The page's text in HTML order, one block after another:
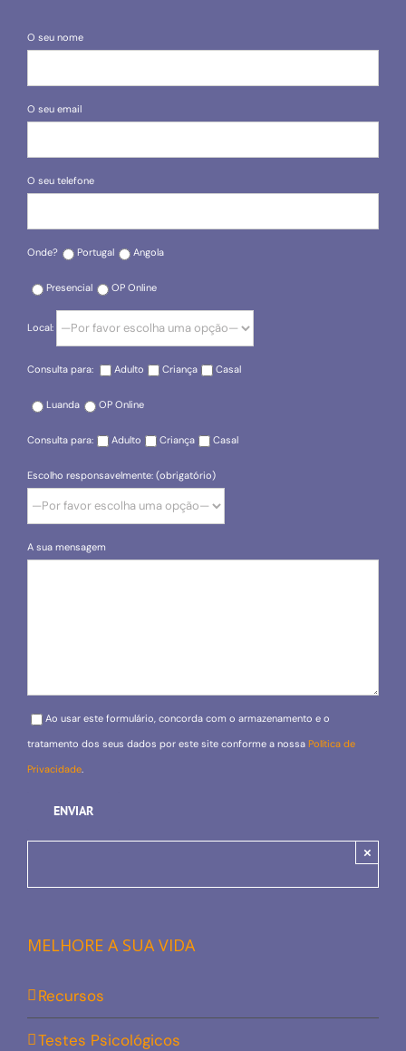
O seu nome
O seu email
O seu telefone
Onde? Portugal Angola
Presencial OP Online
Local:
Consulta para: Adulto Criança Casal
Luanda OP Online
Consulta para: Adulto Criança Casal
Escolho responsavelmente: (obrigatório)
A sua mensagem
Please leave this field empty.
Ao usar este formulário, concorda com o armazenamento e o
tratamento dos seus dados por este site conforme a nossa Política de
Privacidade.
×
MELHORE A SUA VIDA
Recursos
Testes Psicológicos